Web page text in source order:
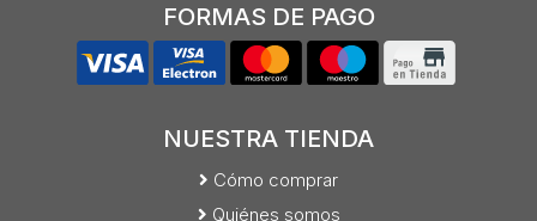
FORMAS DE PAGO
NUESTRA TIENDA
Cómo comprar
Quiénes somos